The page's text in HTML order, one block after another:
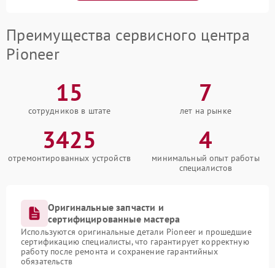
Преимущества сервисного центра
Pioneer
15
сотрудников в штате
7
лет на рынке
3425
отремонтированных устройств
4
минимальный опыт работы
специалистов
Оригинальные запчасти и
сертифицированные мастера
Используются оригинальные детали Pioneer и прошедшие
сертификацию специалисты, что гарантирует корректную
работу после ремонта и сохранение гарантийных
обязательств